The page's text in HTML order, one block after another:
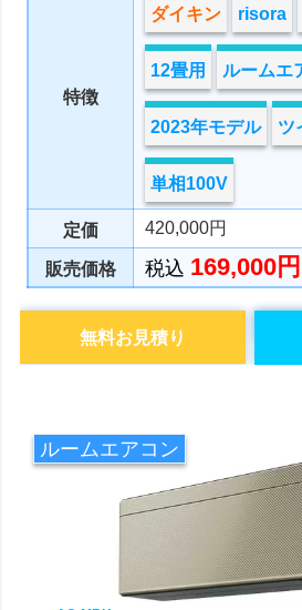
特徴
ダイキン risora
12畳用 ルームエ
2023年モデル ツ
単相100V
定価 420,000円
販売価格 税込 169,000円
無料お見積り
ルームエアコン